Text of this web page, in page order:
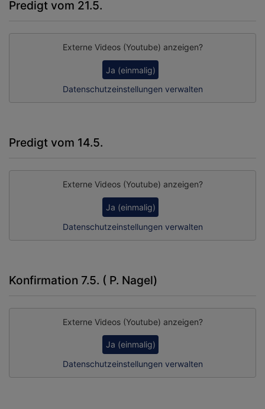
Predigt vom 21.5.
Externe Videos (Youtube) anzeigen?
Ja (einmalig)
Datenschutzeinstellungen verwalten
Predigt vom 14.5.
Externe Videos (Youtube) anzeigen?
Ja (einmalig)
Datenschutzeinstellungen verwalten
Konfirmation 7.5. ( P. Nagel)
Externe Videos (Youtube) anzeigen?
Ja (einmalig)
Datenschutzeinstellungen verwalten